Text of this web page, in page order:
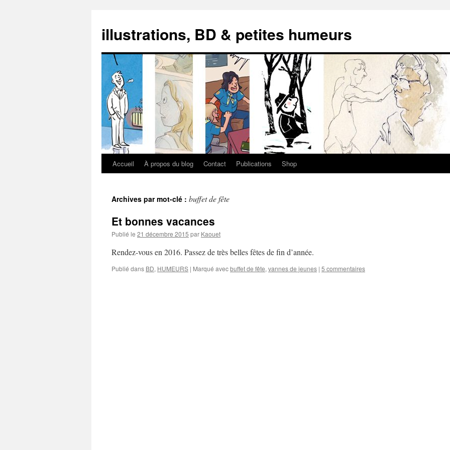
illustrations, BD & petites humeurs
Aller
contenu
Accueil À propos du blog Contact Publications Shop
Archives par mot-clé : buffet de fête
Et bonnes vacances
Publié le 21 décembre 2015 par Kaouet
Rendez-vous en 2016. Passez de très belles fêtes de fin d’année.
Publié dans BD, HUMEURS | Marqué avecbuffet de fête, vannes de jeunes | 5 commentaires